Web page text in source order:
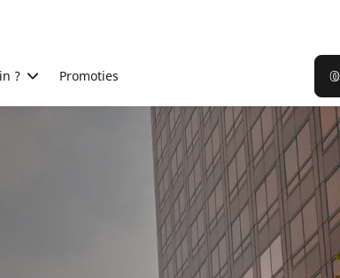
? Promoties